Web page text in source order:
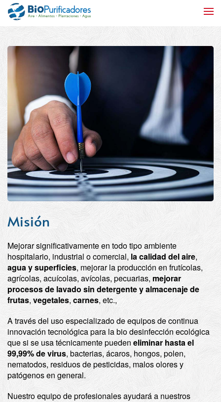
Skip to main content
Misión
Mejorar significativamente en todo tipo ambiente
hospitalario, industrial o comercial, la calidad del aire,
agua y superficies, mejorar la producción en frutícolas,
agrícolas, acuícolas, avícolas, pecuarias, mejorar
procesos de lavado sin detergente y almacenaje de
frutas, vegetales, carnes, etc.,
A través del uso especializado de equipos de continua
innovación tecnológica para la bio desinfección ecológica
que si se usa técnicamente pueden eliminar hasta el
99,99% de virus, bacterias, ácaros, hongos, polen,
nematodos, residuos de pesticidas, malos olores y
patógenos en general.
Nuestro equipo de profesionales ayudará a nuestros